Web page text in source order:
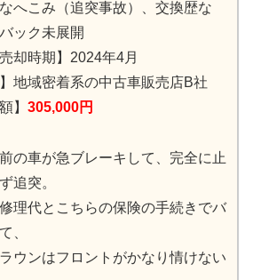
へこみ（追突事故）、交換歴な
ック未展開
売却時期】2024年4月
】地域密着系の中古車販売店B社
】 305,000円
の車が急ブレーキして、完全に止
追突。
理代とこちらの保険の手続きでバ
、
ウンはフロントがかなり情けない